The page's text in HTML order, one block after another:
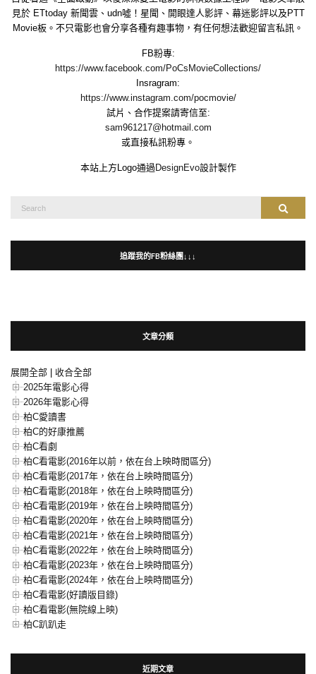
見於 ETtoday 新聞雲、udn噓！星聞、開眼達人影評、幕迷影評以及PTT
Movie板。不只電影也會分享各種有趣事物，有任何想法歡迎留言私訊。
FB粉專:
https://www.facebook.com/PoCsMovieCollections/
Insragram:
https://www.instagram.com/pocmovie/
試片、合作提案請寄信至:
sam961217@hotmail.com
或直接私訊粉專。
本站上方Logo通過 DesignEvo設計製作
Search
追蹤我的FB粉絲團↓↓↓
文章分類
展開全部
收合全部
2025年電影心得
2026年電影心得
柏C愛讀書
柏C的好康推薦
柏C看劇
柏C看電影(2016年以前，依在台上映時間區分)
柏C看電影(2017年，依在台上映時間區分)
柏C看電影(2018年，依在台上映時間區分)
柏C看電影(2019年，依在台上映時間區分)
柏C看電影(2020年，依在台上映時間區分)
柏C看電影(2021年，依在台上映時間區分)
柏C看電影(2022年，依在台上映時間區分)
柏C看電影(2023年，依在台上映時間區分)
柏C看電影(2024年，依在台上映時間區分)
柏C看電影(好讀版目錄)
柏C看電影(無院線上映)
柏C趴趴走
近期文章